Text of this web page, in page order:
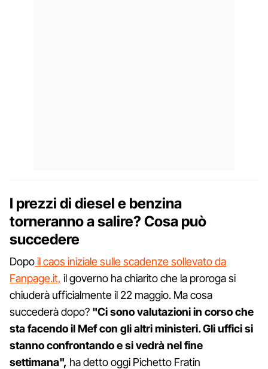
I prezzi di diesel e benzina
torneranno a salire? Cosa può
succedere
Dopoil caos iniziale sulle scadenze sollevato da
Fanpage.it, il governo ha chiarito che la proroga si
chiuderà ufficialmente il 22 maggio. Ma cosa
succederà dopo? "Ci sono valutazioni in corso che
sta facendo il Mef con gli altri ministeri. Gli uffici si
stanno confrontando e si vedrà nel fine
settimana", ha detto oggi Pichetto Fratin